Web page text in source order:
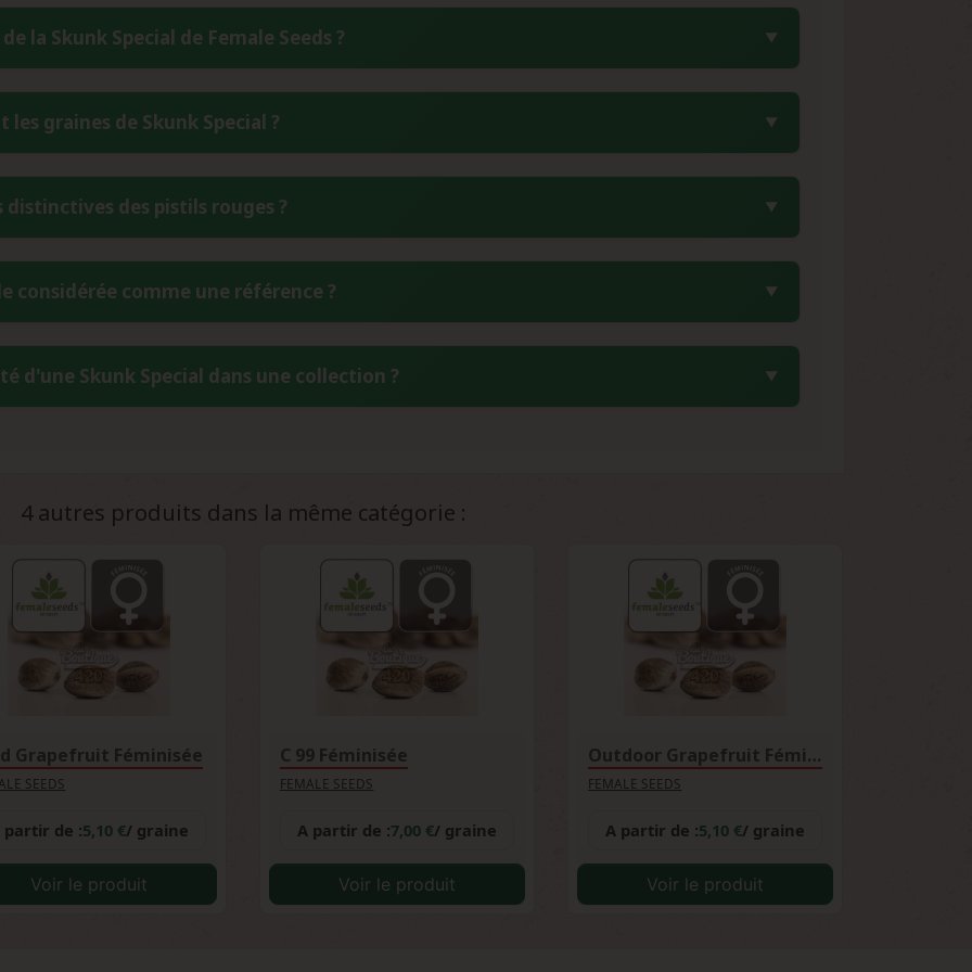
la Skunk Special de Female Seeds ?
Mexican x Colombian (Skunk #1), préservant ainsi l'héritage génétique original de cette variété
graines de Skunk Special ?
stabilité exceptionnelle et la qualité de production de Female Seeds favorisent une conservation
des pistils rouges ?
d'identifier facilement cette génétique parmi d'autres variétés. Ces pistils colorés témoignent de
considérée comme une référence ?
établi les standards de qualité pour les génétiques Skunk modernes, influençant de nombreuses
Skunk Special dans une collection ?
la cohérence des caractéristiques annoncées (floraison 7-9 semaines, dominance Indica 60/40)
4 autres produits dans la même catégorie :
Grapefruit Féminisée
SEEDS
partir de :5,10 €/ graine
Voir le produit
C 99 Féminisée
FEMALE SEEDS
A partir de :7,00 €/ graine
Voir le produit
Outdoor Grapefruit Féminisée
FEMALE SEEDS
A partir de :5,10 €/ graine
Voir le produit